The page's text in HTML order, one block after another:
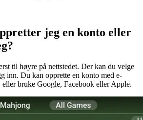
jeg en konto eller
til høyre på nettstedet. Der kan du velge
inn. Du kan opprette en konto med e-
eller bruke Google, Facebook eller Apple.